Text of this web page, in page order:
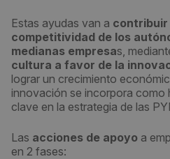
Estas ayudas van a contribuir
competitividad de los
medianas empresas,
cultura a favor de la
lograr un crecimiento
innovación se incorpora como
clave en la estrategia de las
Las acciones de apoyo a
en 2 fases: